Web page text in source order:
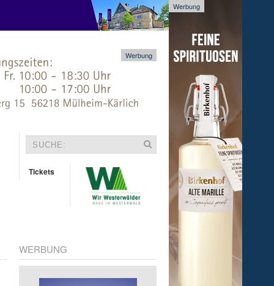
Werbung
Werbung
Tickets
WERBUNG